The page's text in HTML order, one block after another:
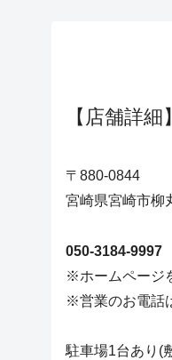
【 店舗詳細】
〒880-0844
宮崎県宮崎市柳
050-3184-9997
※ホームページ
※営業のお電話
駐車場1台あり(